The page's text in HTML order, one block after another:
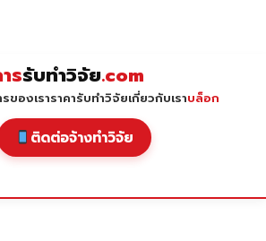
รรับทำวิจัย.com
ของเราราคารับทำวิจัยเกี่ยวกับเราบล็อก
ติดต่อจ้างทำวิจัย